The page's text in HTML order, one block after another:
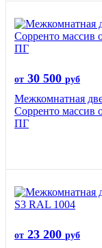
от 30 500 руб
Межкомнатная
Сорренто массив
ПГ
от 23 200 руб